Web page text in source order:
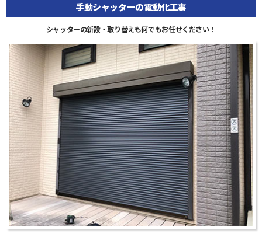
手動シャッターの電動化工事
シャッターの新設・取り替えも何でもお任せください！